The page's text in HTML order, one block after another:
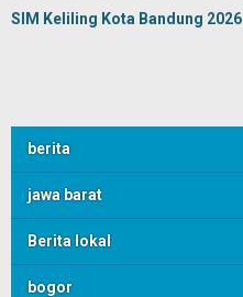
SIM Keliling Kota Bandung 2026
berita
jawa barat
Berita lokal
bogor